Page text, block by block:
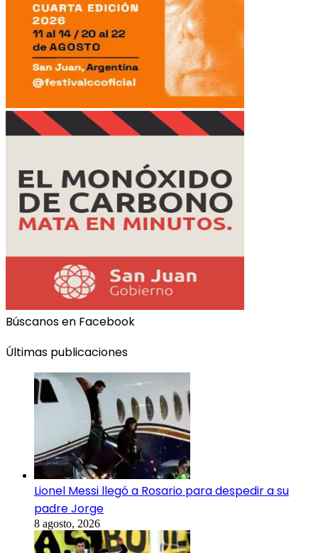
Búscanos en Facebook
Últimas publicaciones
Lionel Messi llegó a Rosario para despedir a su
padre Jorge
8 agosto, 2026